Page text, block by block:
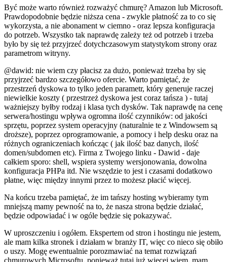
Być może warto również rozważyć chmurę? Amazon lub Microsoft.
Prawdopodobnie będzie niższa cena - zwykle płatność za to co się
wykorzysta, a nie abonament w ciemno - oraz lepsza konfiguracja
do potrzeb. Wszystko tak naprawdę zależy też od potrzeb i trzeba
było by się też przyjrzeć dotychczasowym statystykom strony oraz
parametrom witryny.
@dawid: nie wiem czy płacisz za dużo, ponieważ trzeba by się
przyjrzeć bardzo szczegółowo ofercie. Warto pamiętać, że
przestrzeń dyskowa to tylko jeden parametr, który generuje raczej
niewielkie koszty ( przestrzeż dyskowa jest coraz tańsza ) - tutaj
ważniejszy byłby rodzaj i klasa tych dysków. Tak naprawdę na cenę
serwera/hostingu wpływa ogromna ilość czynników: od jakości
sprzętu, poprzez system operacyjny (naturalnie te z Windowsem są
droższe), poprzez oprogramowanie, a pomocy i help desku oraz na
różnych ograniczeniach kończąc ( jak ilość baz danych, ilość
domen/subdomen etc). Firma z Twojego linku - Dawid - daje
całkiem sporo: shell, wspiera systemy wersjonowania, dowolna
konfiguracja PHPa itd. Nie wszędzie to jest i czasami dodatkowo
płatne, więc między innymi przez to możesz płacić więcej.
Na końcu trzeba pamiętać, że im tańszy hosting wybieramy tym
mniejszą mamy pewność na to, że nasza strona będzie działać,
będzie odpowiadać i w ogóle będzie się pokazywać.
W uproszczeniu i ogółem. Ekspertem od stron i hostingu nie jestem,
ale mam kilka stronek i działam w branży IT, więc co nieco się obiło
o uszy. Mogę ewentualnie porozmawiać na temat rozwiązań